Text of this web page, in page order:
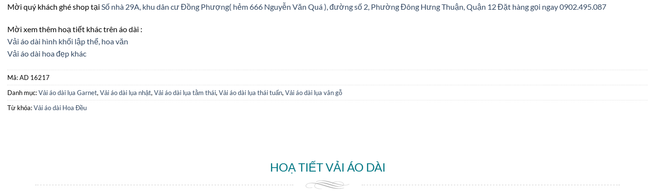
Mời quý khách ghé shop tại Số nhà 29A, khu dân cư Đồng Phượng( hẻm 666 Nguyễn Văn Quá ), đường số 2, Phường Đông Hưng Thuận, Quận 12Đặt hàng gọi ngay 0902.495.087
Mời xem thêm hoạ tiết khác trên áo dài :
Vải áo dài hình khối lập thể, hoa văn
Vải áo dài hoa đẹp khác
Mã:AD 16217
Danh mục:Vải áo dài lụa Garnet, Vải áo dài lụa nhật, Vải áo dài lụa tằm thái, Vải áo dài lụa thái tuấn, Vải áo dài lụa vân gỗ
Từ khóa:Vải áo dài Hoa Đều
HOẠ TIẾT VẢI ÁO DÀI